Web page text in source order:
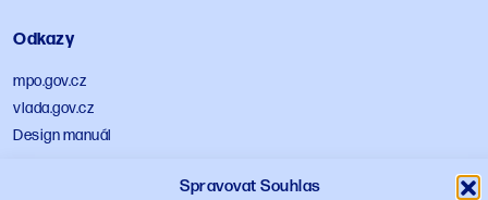
Spravovat Souhlas
Odkazy
mpo.gov.cz
vlada.gov.cz
Design manuál